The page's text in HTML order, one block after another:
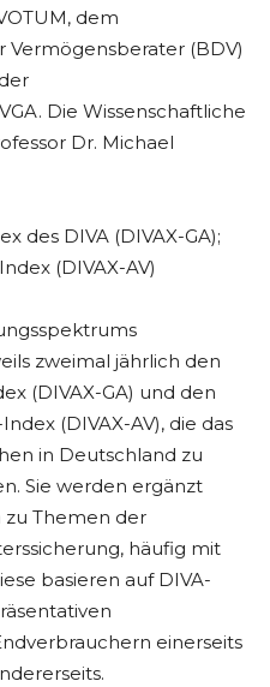
dem
(BDV)
Die Wissenschaftliche
Dr. Michael
des DIVA (DIVAX-GA);
(DIVAX-AV)
zweimal jährlich den
(DIVAX-GA) und den
(DIVAX-AV), die das
in Deutschland zu
Sie werden ergänzt
Themen der
häufig mit
basieren auf DIVA-
einerseits